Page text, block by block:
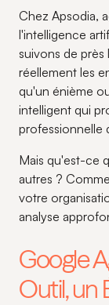
Chez Apsodia,
l'intelligence
suivons de
réellement les
qu'un énième
intelligent qui
professionnelle
Mais qu'est-ce
autres ?
votre
analyse
Google
Outil, un